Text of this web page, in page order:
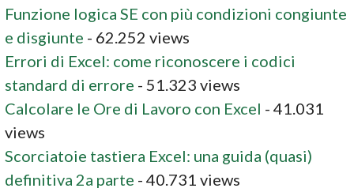
Funzione logica SE con più condizioni congiunte
e disgiunte - 62.252 views
Errori di Excel: come riconoscere i codici
standard di errore - 51.323 views
Calcolare le Ore di Lavoro con Excel - 41.031
views
Scorciatoie tastiera Excel: una guida (quasi)
definitiva 2a parte - 40.731 views